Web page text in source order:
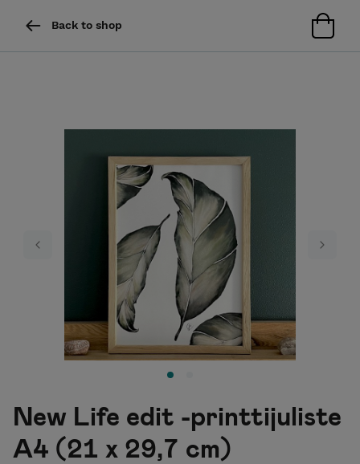
Back to shop
Previous Next
New Life edit -printtijuliste
A4 (21 x 29,7 cm)